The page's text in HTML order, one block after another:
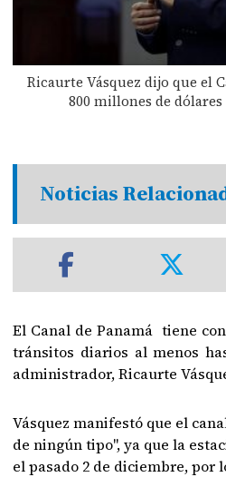
Ricaurte Vásquez dijo que el
800 millones de
Noticias
El Canal de Panamá tiene
tránsitos diarios al menos
administrador, Ricaurte
Vásquez manifestó que el
de ningún tipo", ya que la
el pasado 2 de diciembre, por